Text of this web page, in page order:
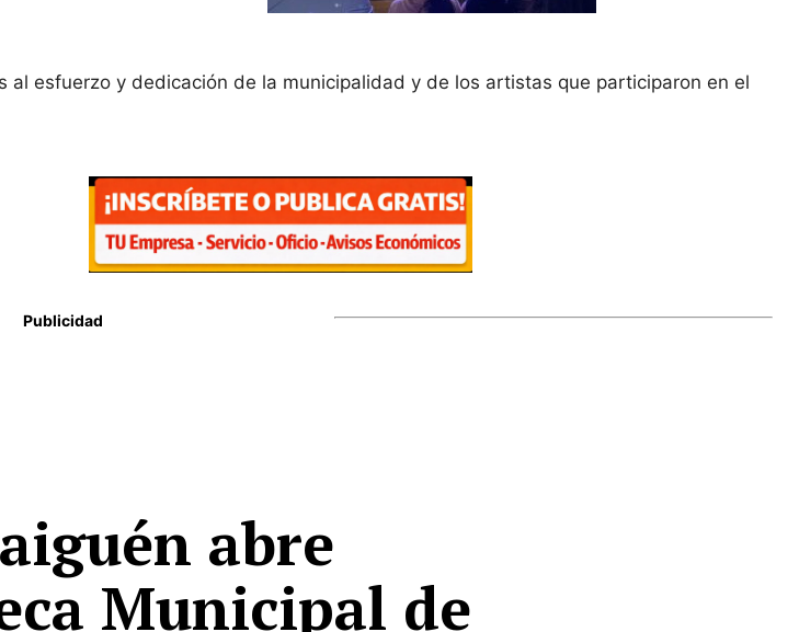
esfuerzo y dedicación de la municipalidad y de los artistas que participaron en el
Publicidad